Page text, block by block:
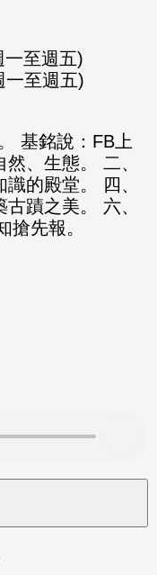
至週五)
一至週五)
基銘說：FB上
、生態。 二、
的殿堂。 四、
蹟之美。 六、
搶先報。